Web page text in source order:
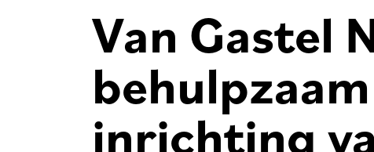
Van Gastel
inrichting